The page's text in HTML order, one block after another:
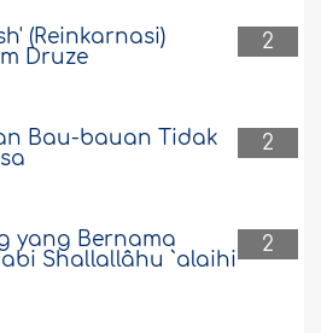
2
(Reinkarnasi)
Druze
2
Bau-bauan Tidak
2
yang Bernama
Shallallâhu `alaihi